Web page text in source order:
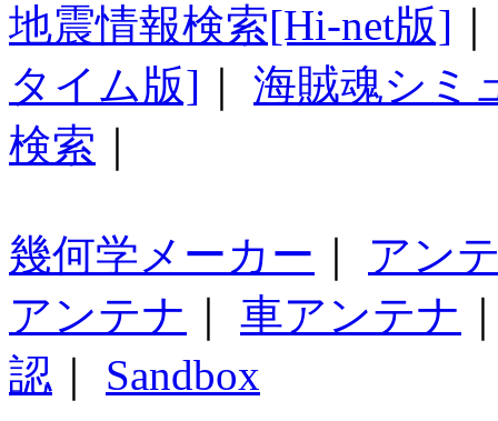
地震情報検索[Hi-net版]
タイム版]
海賊魂シミ
検索
幾何学メーカー
アン
アンテナ
車アンテナ
認
Sandbox